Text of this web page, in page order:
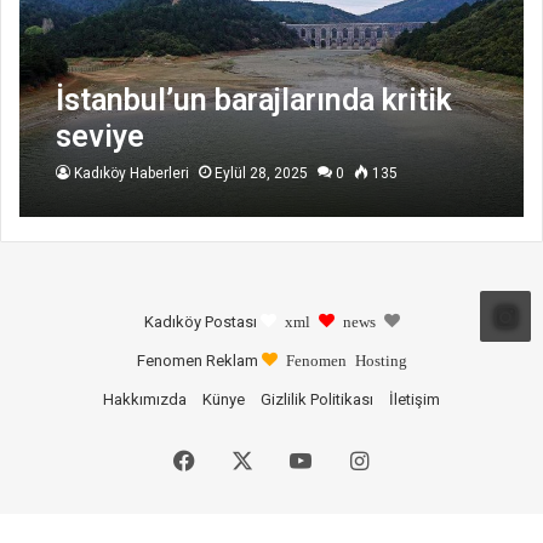
İstanbul’un barajlarında kritik
seviye
Kadıköy Haberleri Eylül 28, 2025 0 135
Kadıköy Postası xml news
Fenomen Reklam Fenomen Hosting
Hakkımızda Künye Gizlilik Politikası İletişim
Facebook YouTubeInstagram